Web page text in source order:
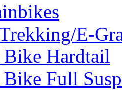
E-
Hardtail
Full